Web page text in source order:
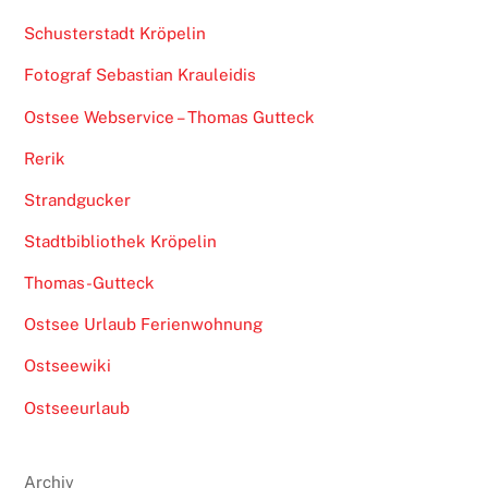
Schusterstadt Kröpelin
Fotograf Sebastian Krauleidis
Ostsee Webservice – Thomas Gutteck
Rerik
Strandgucker
Stadtbibliothek Kröpelin
Thomas-Gutteck
Ostsee Urlaub Ferienwohnung
Ostseewiki
Ostseeurlaub
Archiv